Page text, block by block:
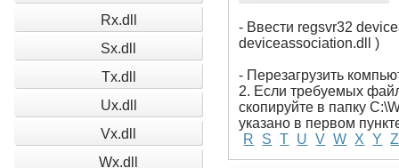
Rx.dll
Sx.dll
Tx.dll
Ux.dll
Vx.dll
Wx.dll
- Ввести regsvr32
deviceassociation.dll )
- Перезагрузить
2. Если требуемых
скопируйте в папку
указано в первом
R
S T U V W X Y Z